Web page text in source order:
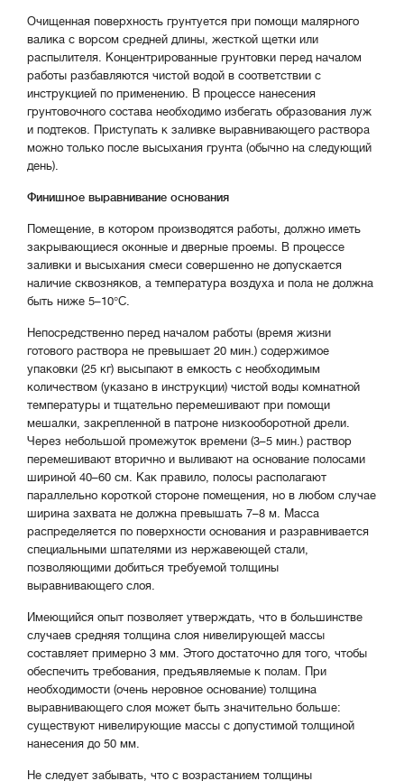
Очищенная поверхность грунтуется при помощи малярного
валика с ворсом средней длины, жесткой щетки или
распылителя. Концентрированные грунтовки перед началом
работы разбавляются чистой водой в соответствии с
инструкцией по применению. В процессе нанесения
грунтовочного состава необходимо избегать образования луж
и подтеков. Приступать к заливке выравнивающего раствора
можно только после высыхания грунта (обычно на следующий
день).
Финишное выравнивание основания
Помещение, в котором производятся работы, должно иметь
закрывающиеся оконные и дверные проемы. В процессе
заливки и высыхания смеси совершенно не допускается
наличие сквозняков, а температура воздуха и пола не должна
быть ниже 5–10°С.
Непосредственно перед началом работы (время жизни
готового раствора не превышает 20 мин.) содержимое
упаковки (25 кг) высыпают в емкость с необходимым
количеством (указано в инструкции) чистой воды комнатной
температуры и тщательно перемешивают при помощи
мешалки, закрепленной в патроне низкооборотной дрели.
Через небольшой промежуток времени (3–5 мин.) раствор
перемешивают вторично и выливают на основание полосами
шириной 40–60 см. Как правило, полосы располагают
параллельно короткой стороне помещения, но в любом случае
ширина захвата не должна превышать 7–8 м. Масса
распределяется по поверхности основания и разравнивается
специальными шпателями из нержавеющей стали,
позволяющими добиться требуемой толщины
выравнивающего слоя.
Имеющийся опыт позволяет утверждать, что в большинстве
случаев средняя толщина слоя нивелирующей массы
составляет примерно 3 мм. Этого достаточно для того, чтобы
обеспечить требования, предъявляемые к полам. При
необходимости (очень неровное основание) толщина
выравнивающего слоя может быть значительно больше:
существуют нивелирующие массы с допустимой толщиной
нанесения до 50 мм.
Не следует забывать, что с возрастанием толщины